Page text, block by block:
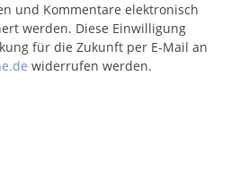
und Kommentare elektronisch
werden. Diese Einwilligung
für die Zukunft per E-Mail an
widerrufen werden.